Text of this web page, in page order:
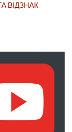
ВІДЗНАК